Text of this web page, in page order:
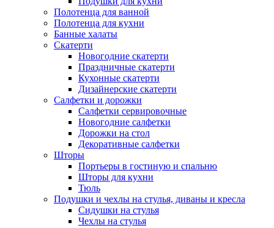
Полотенца для ванной
Полотенца для кухни
Банные халаты
Скатерти
Новогодние скатерти
Праздничные скатерти
Кухонные скатерти
Дизайнерские скатерти
Салфетки и дорожки
Салфетки сервировочные
Новогодние салфетки
Дорожки на стол
Декоративные салфетки
Шторы
Портьеры в гостиную и спальню
Шторы для кухни
Тюль
Подушки и чехлы на стулья, диваны и кресла
Сидушки на стулья
Чехлы на стулья